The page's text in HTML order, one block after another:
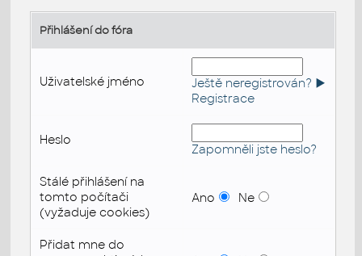
Přihlášení do fóra
Uživatelské jméno
Ještě neregistrován? ►
Registrace
Heslo
Zapomněli jste heslo?
Stálé přihlášení na
tomto počítači
(vyžaduje cookies)
Ano Ne
Přidat mne do